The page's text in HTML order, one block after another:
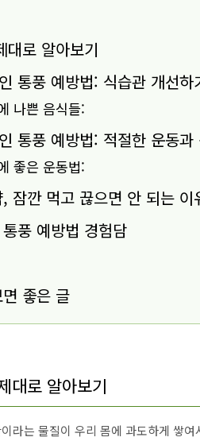
대로 알아보기
통풍 예방법: 식습관 개선하
나쁜 음식들:
통풍 예방법: 적절한 운동과
좋은 운동법:
잠깐 먹고 끊으면 안 되는 이
풍 예방법 경험담
좋은 글
대로 알아보기
라는 물질이 우리 몸에 과도하게 쌓